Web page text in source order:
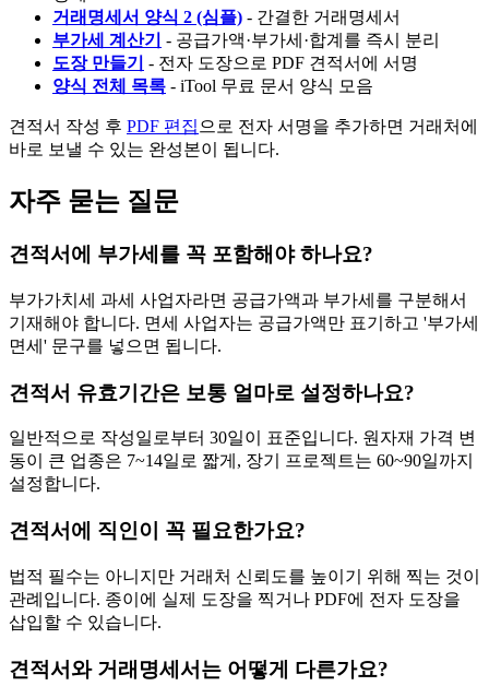
거래명세서 양식 2 (심플) - 간결한 거래명세서
부가세 계산기 - 공급가액·부가세·합계를 즉시 분리
도장 만들기 - 전자 도장으로 PDF 견적서에 서명
양식 전체 목록 - iTool 무료 문서 양식 모음
견적서 작성 후 PDF 편집 으로 전자 서명을 추가하면 거래처에
바로 보낼 수 있는 완성본이 됩니다.
자주 묻는 질문
견적서에 부가세를 꼭 포함해야 하나요?
부가가치세 과세 사업자라면 공급가액과 부가세를 구분해서
기재해야 합니다. 면세 사업자는 공급가액만 표기하고 '부가세
면세' 문구를 넣으면 됩니다.
견적서 유효기간은 보통 얼마로 설정하나요?
일반적으로 작성일로부터 30일이 표준입니다. 원자재 가격 변
동이 큰 업종은 7~14일로 짧게, 장기 프로젝트는 60~90일까지
설정합니다.
견적서에 직인이 꼭 필요한가요?
법적 필수는 아니지만 거래처 신뢰도를 높이기 위해 찍는 것이
관례입니다. 종이에 실제 도장을 찍거나 PDF에 전자 도장을
삽입할 수 있습니다.
견적서와 거래명세서는 어떻게 다른가요?